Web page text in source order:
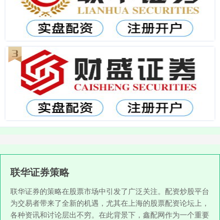
联华证券策略
联华证券的策略在股票市场中引发了广泛关注。配资炒股平台
为交易者带来了全新的机遇，尤其在上海的股票配资论坛上，
各种资讯和讨论层出不穷。在此背景下，鑫配网作为一个重要